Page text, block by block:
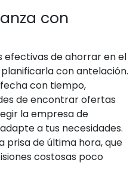
con
efectivas de ahorrar en el
con antelación.
con tiempo,
de encontrar ofertas
la empresa de
a tus necesidades.
prisa de última hora, que
costosas poco